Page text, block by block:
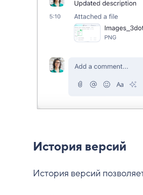
История версий
История версий